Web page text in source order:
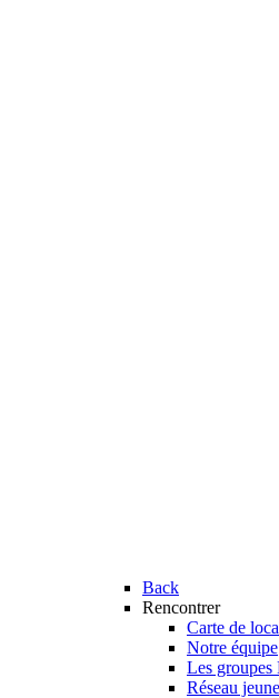
Back
Rencontrer
Carte de
Notre équipe
Les groupes
Réseau